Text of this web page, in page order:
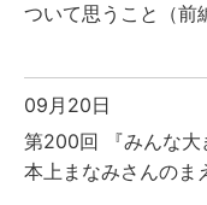
ついて思うこと（前
09月20日
第200回 『みんな大
本上まなみさんのま